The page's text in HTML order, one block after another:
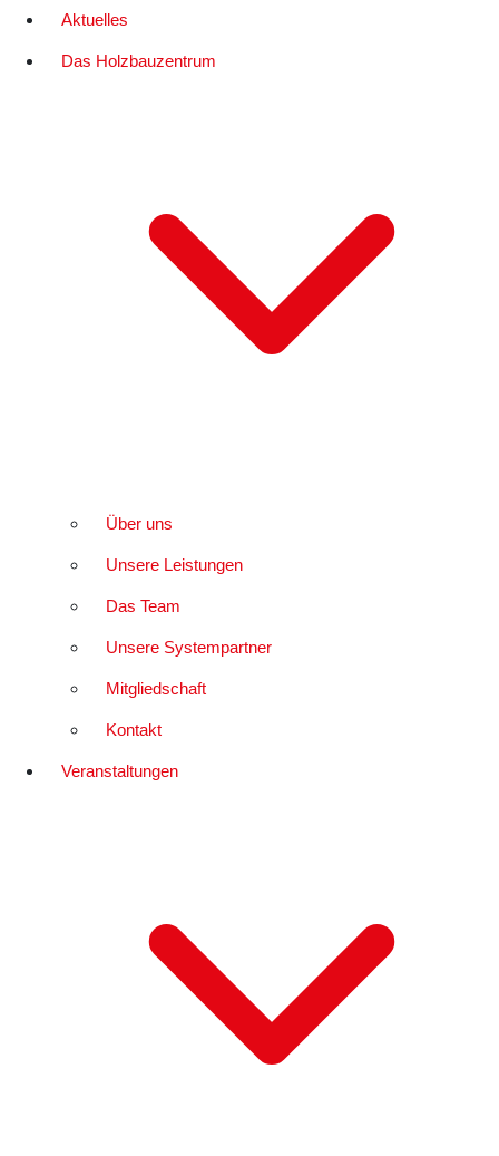
Aktuelles
Das Holzbauzentrum
Über uns
Unsere Leistungen
Das Team
Unsere Systempartner
Mitgliedschaft
Kontakt
Veranstaltungen